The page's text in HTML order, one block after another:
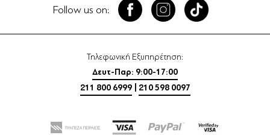
Follow us on:
Τηλεφωνική Εξυπηρέτηση:
Δευτ-Παρ: 9:00-17:00
211 800 6999
210 598 0097